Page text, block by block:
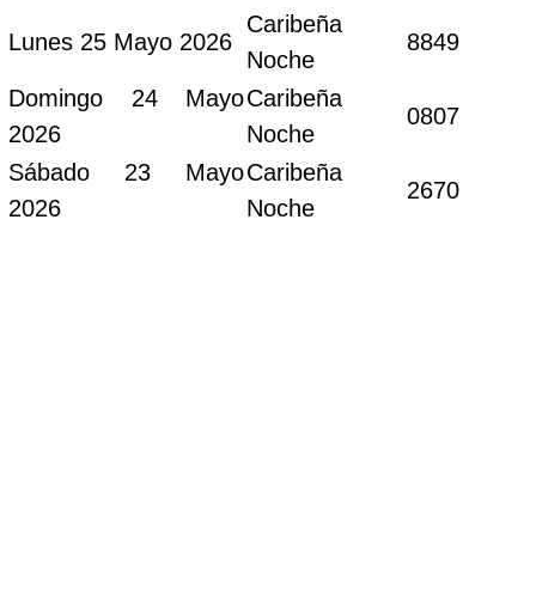
Lunes 25 Mayo 2026
Caribeña
Noche
8849
Domingo 24 Mayo
2026
Caribeña
Noche
0807
Sábado 23 Mayo
2026
Caribeña
Noche
2670